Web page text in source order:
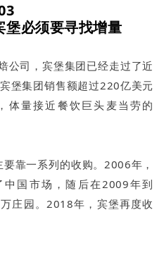
堡必须要寻找增量
公司，宾堡集团已经走过了近
堡集团销售额超过220亿美元
体量接近餐饮巨头麦当劳的
靠一系列的收购。2006年，
国市场，随后在2009年到
庄园。2018年，宾堡再度收